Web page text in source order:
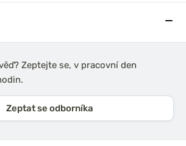
Zeptejte se, v pracovní den
Zeptat se odborníka